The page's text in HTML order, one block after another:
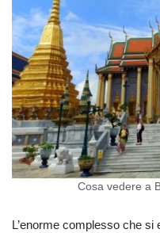
Cosa vedere a
L’enorme complesso che